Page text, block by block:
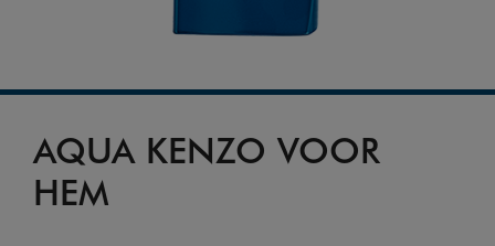
AQUA KENZO VOOR
HEM